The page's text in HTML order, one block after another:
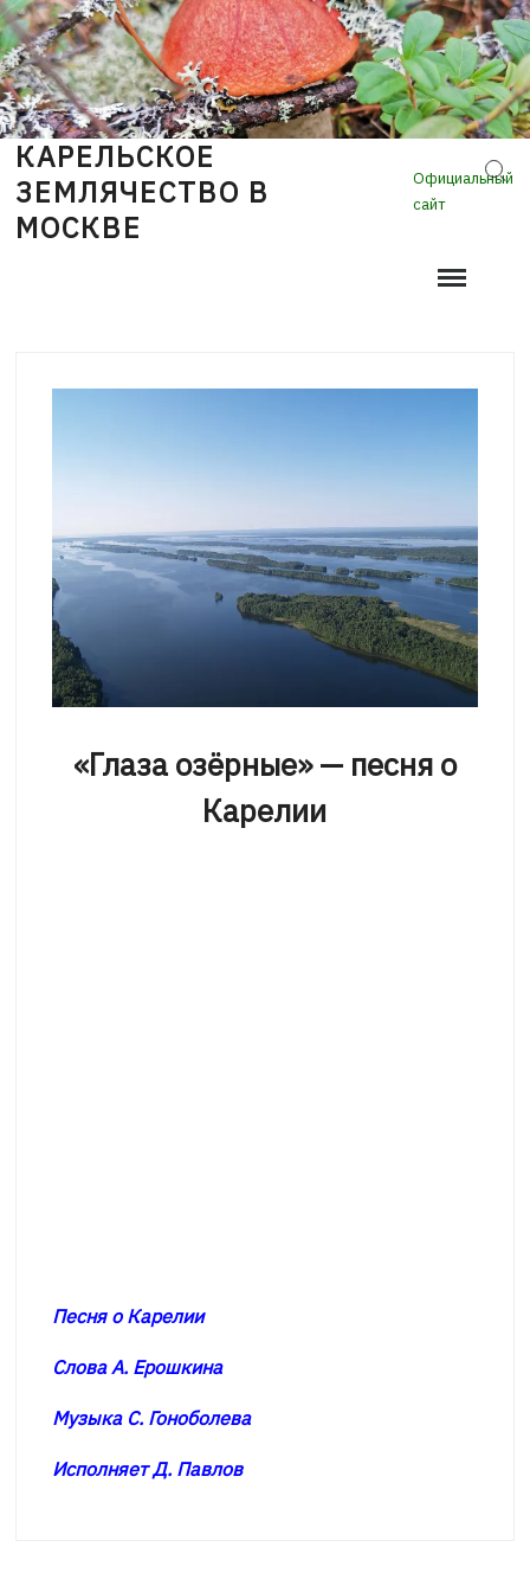
Skip
to
content
КАРЕЛЬСКОЕ
ЗЕМЛЯЧЕСТВО В
МОСКВЕ
Официальный
сайт
«Глаза озёрные» — песня о
Карелии
Песня о Карелии
Слова А. Ерошкина
Музыка С. Гоноболева
Исполняет Д. Павлов